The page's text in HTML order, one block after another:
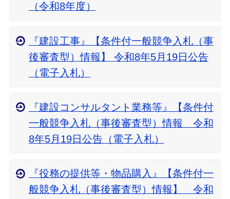
（令和8年度）
『建設工事』【条件付一般競争入札（事
後審査型）情報】 令和8年5月19日公告
（電子入札）
『建設コンサルタント業務等』【条件付
一般競争入札（事後審査型）情報 令和
8年5月19日公告（電子入札）
『役務の提供等・物品購入』【条件付一
般競争入札（事後審査型）情報】 令和